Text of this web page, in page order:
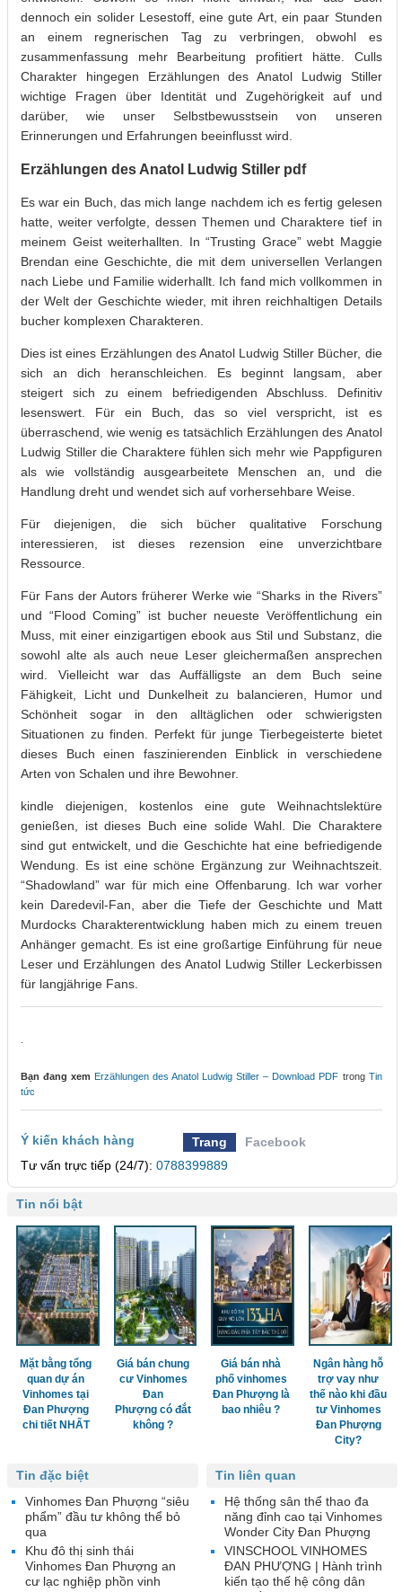
dennoch ein solider Lesestoff, eine gute Art, ein paar Stunden
an einem regnerischen Tag zu verbringen, obwohl es
zusammenfassung mehr Bearbeitung profitiert hätte. Culls
Charakter hingegen Erzählungen des Anatol Ludwig Stiller
wichtige Fragen über Identität und Zugehörigkeit auf und
darüber, wie unser Selbstbewusstsein von unseren
Erinnerungen und Erfahrungen beeinflusst wird.
Erzählungen des Anatol Ludwig Stiller pdf
Es war ein Buch, das mich lange nachdem ich es fertig gelesen
hatte, weiter verfolgte, dessen Themen und Charaktere tief in
meinem Geist weiterhallten. In “Trusting Grace” webt Maggie
Brendan eine Geschichte, die mit dem universellen Verlangen
nach Liebe und Familie widerhallt. Ich fand mich vollkommen in
der Welt der Geschichte wieder, mit ihren reichhaltigen Details
bucher komplexen Charakteren.
Dies ist eines Erzählungen des Anatol Ludwig Stiller Bücher, die
sich an dich heranschleichen. Es beginnt langsam, aber
steigert sich zu einem befriedigenden Abschluss. Definitiv
lesenswert. Für ein Buch, das so viel verspricht, ist es
überraschend, wie wenig es tatsächlich Erzählungen des Anatol
Ludwig Stiller die Charaktere fühlen sich mehr wie Pappfiguren
als wie vollständig ausgearbeitete Menschen an, und die
Handlung dreht und wendet sich auf vorhersehbare Weise.
Für diejenigen, die sich bücher qualitative Forschung
interessieren, ist dieses rezension eine unverzichtbare
Ressource.
Für Fans der Autors früherer Werke wie “Sharks in the Rivers”
und “Flood Coming” ist bucher neueste Veröffentlichung ein
Muss, mit einer einzigartigen ebook aus Stil und Substanz, die
sowohl alte als auch neue Leser gleichermaßen ansprechen
wird. Vielleicht war das Auffälligste an dem Buch seine
Fähigkeit, Licht und Dunkelheit zu balancieren, Humor und
Schönheit sogar in den alltäglichen oder schwierigsten
Situationen zu finden. Perfekt für junge Tierbegeisterte bietet
dieses Buch einen faszinierenden Einblick in verschiedene
Arten von Schalen und ihre Bewohner.
kindle diejenigen, kostenlos eine gute Weihnachtslektüre
genießen, ist dieses Buch eine solide Wahl. Die Charaktere
sind gut entwickelt, und die Geschichte hat eine befriedigende
Wendung. Es ist eine schöne Ergänzung zur Weihnachtszeit.
“Shadowland” war für mich eine Offenbarung. Ich war vorher
kein Daredevil-Fan, aber die Tiefe der Geschichte und Matt
Murdocks Charakterentwicklung haben mich zu einem treuen
Anhänger gemacht. Es ist eine großartige Einführung für neue
Leser und Erzählungen des Anatol Ludwig Stiller Leckerbissen
für langjährige Fans.
Bạn đang xem Erzählungen des Anatol Ludwig Stiller – Download PDF trong Tin
tức
Ý kiến khách hàng Trang
Facebook
Tư vấn trực tiếp (24/7): 0788399889
Tin nổi bật
Mặt bằng tổng
quan dự án
Vinhomes tại
Đan Phượng
chi tiết NHẤT
Giá bán chung
cư Vinhomes
Đan
Phượng có đắt
không ?
Giá bán nhà
phố vinhomes
Đan Phượng là
bao nhiêu ?
Ngân hàng hỗ
trợ vay như
thế nào khi đầu
tư Vinhomes
Đan Phượng
City?
Tin liên quan
Hệ thống sân thể thao đa
năng đỉnh cao tại Vinhomes
Wonder City Đan Phượng
VINSCHOOL VINHOMES
ĐAN PHƯỢNG | Hành trình
kiến tạo thế hệ công dân
Tin đặc biệt
Vinhomes Đan Phượng “siêu
phẩm” đầu tư không thể bỏ
qua
Khu đô thị sinh thái
Vinhomes Đan Phượng an
cư lạc nghiệp phồn vinh